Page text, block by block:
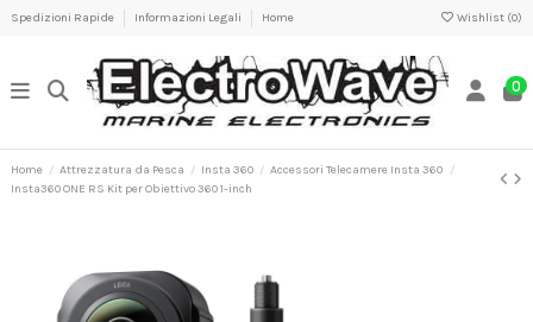
Spedizioni Rapide Informazioni Legali Home Wishlist (0)
0
Home Attrezzatura da Pesca Insta 360
Accessori Telecamere Insta 360
Insta360 ONE RS Kit per Obiettivo 360 1-inch